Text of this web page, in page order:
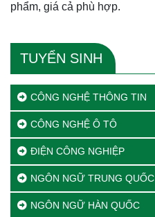
phẩm, giá cả phù hợp.
TUYỂN SINH
CÔNG NGHỆ THÔNG TIN
CÔNG NGHỆ Ô TÔ
ĐIỆN CÔNG NGHIỆP
NGÔN NGỮ TRUNG QUỐC
NGÔN NGỮ HÀN QUỐC